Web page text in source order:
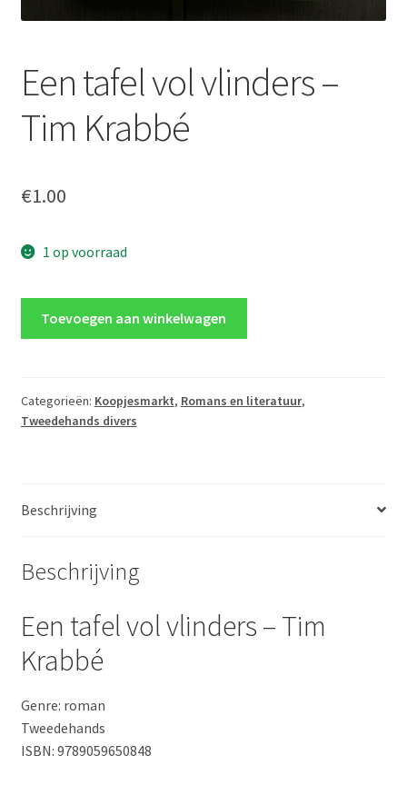
Een tafel vol vlinders –
Tim Krabbé
€1.00
1 op voorraad
-
Tim
Toevoegen aan winkelwagen
Categorieën: Koopjesmarkt, Romans en literatuur,
Tweedehands divers
Beschrijving
Beschrijving
Een tafel vol vlinders – Tim
Krabbé
Genre: roman
Tweedehands
ISBN: 9789059650848